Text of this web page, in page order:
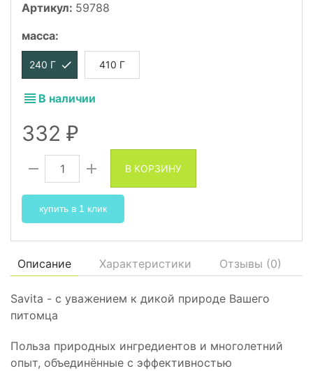
Артикул: 59788
масса:
240 Г 410 Г
В наличии
332 ₽
В КОРЗИНУ
купить в 1 клик
Описание Характеристики Отзывы (0)
Savita - с уважением к дикой природе Вашего
питомца
Польза природных ингредиентов и многолетний
опыт, объединённые с эффективностью